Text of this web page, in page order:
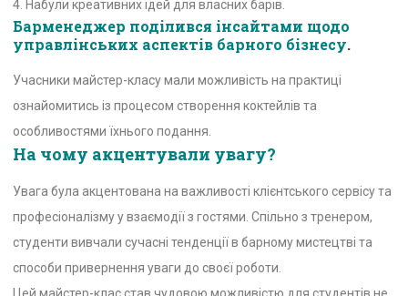
4. Набули креативних ідей для власних барів.
Барменеджер поділився інсайтами щодо
управлінських аспектів барного бізнесу.
Учасники майстер-класу мали можливість на практиці
ознайомитись із процесом створення коктейлів та
особливостями їхнього подання.
На чому акцентували увагу?
Увага була акцентована на важливості клієнтського сервісу та
професіоналізму у взаємодії з гостями. Спільно з тренером,
студенти вивчали сучасні тенденції в барному мистецтві та
способи привернення уваги до своєї роботи.